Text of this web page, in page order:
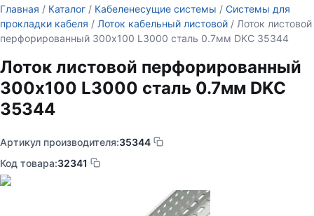
Главная / Каталог / Кабеленесущие системы / Системы для
прокладки кабеля / Лоток кабельный листовой / Лоток листовой
перфорированный 300х100 L3000 сталь 0.7мм DKC 35344
Лоток листовой перфорированный
300х100 L3000 сталь 0.7мм DKC
35344
Артикул производителя:35344
Код товара:32341